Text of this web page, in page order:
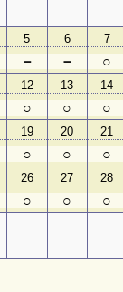
5
－
6
－
7
○
12
○
13
○
14
○
19
○
20
○
21
○
26
○
27
○
28
○